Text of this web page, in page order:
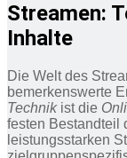
Streamen:
Inhalte
Die Welt des
bemerkenswerte
Technikist die
festen Bestandteil
leistungsstarken